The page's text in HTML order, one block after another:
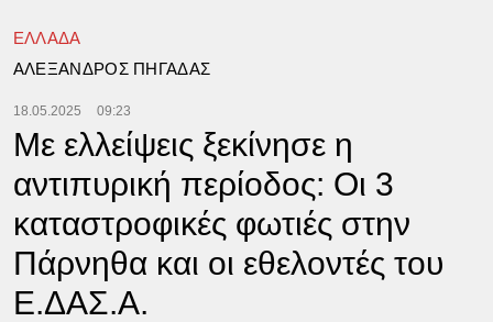
ΕΛΛΑΔΑ
ΑΛΕΞΑΝΔΡΟΣ ΠΗΓΑΔΑΣ
18.05.2025 09:23
Με ελλείψεις ξεκίνησε η
αντιπυρική περίοδος: Οι 3
καταστροφικές φωτιές στην
Πάρνηθα και οι εθελοντές του
Ε.ΔΑΣ.Α.